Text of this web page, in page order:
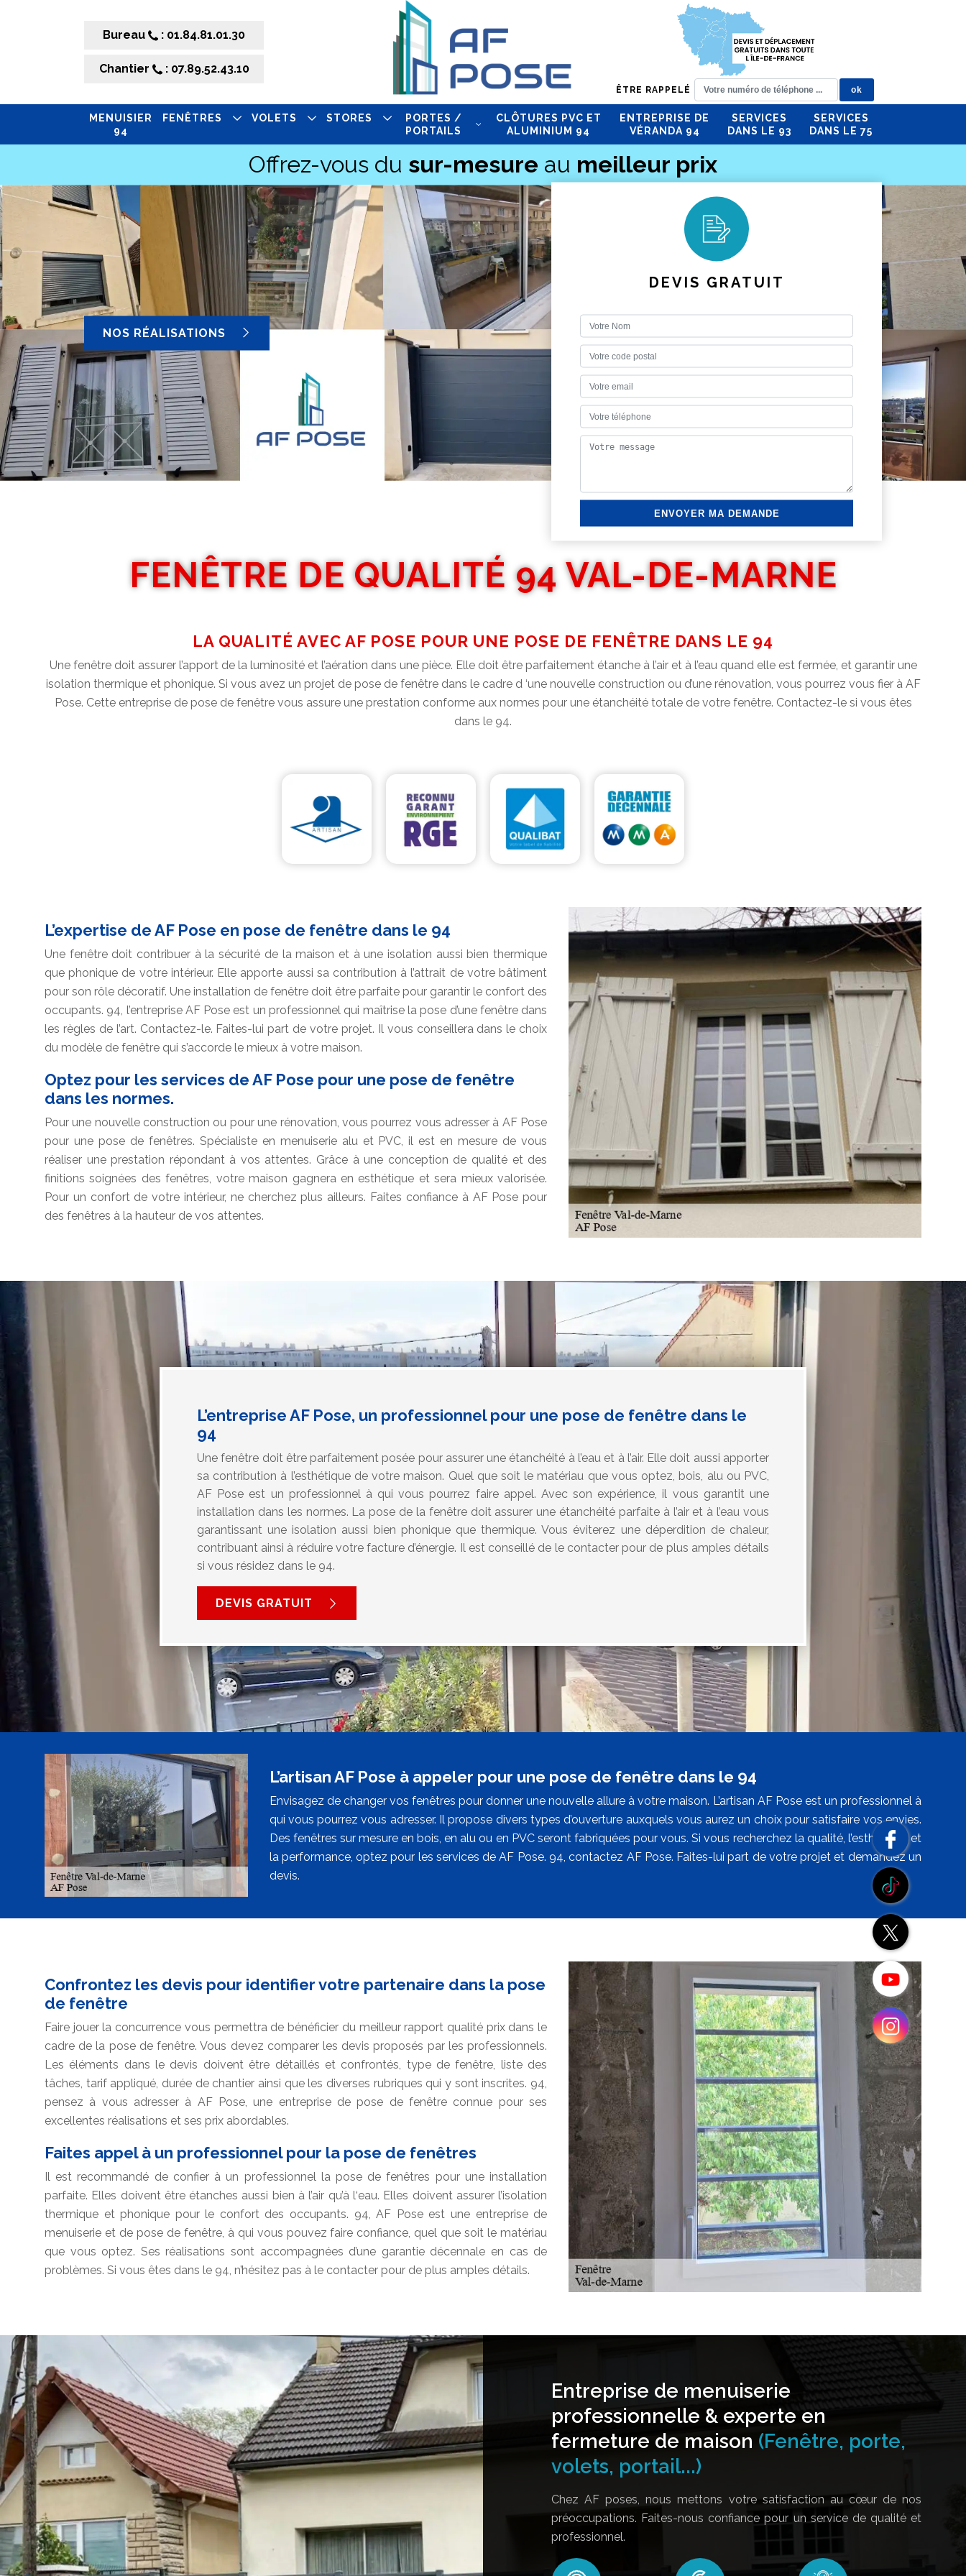
Bureau : 01.84.81.01.30
Chantier : 07.89.52.43.10
ÊTRE RAPPELÉ
MENUISIER
94
FENÊTRES VOLETS STORES
PORTES /
PORTAILS
CLÔTURES PVC ET
ALUMINIUM 94
ENTREPRISE DE
VÉRANDA 94
SERVICES
DANS LE 93
SERVICES
DANS LE 75
Offrez-vous du sur-mesure au meilleur prix
NOS RÉALISATIONS
DEVIS GRATUIT
FENÊTRE DE QUALITÉ 94 VAL-DE-MARNE
LA QUALITÉ AVEC AF POSE POUR UNE POSE DE FENÊTRE DANS LE 94
Une fenêtre doit assurer l’apport de la luminosité et l’aération dans une pièce. Elle doit être parfaitement étanche à l’air et à l’eau quand elle est fermée, et garantir une
isolation thermique et phonique. Si vous avez un projet de pose de fenêtre dans le cadre d ‘une nouvelle construction ou d’une rénovation, vous pourrez vous fier à AF
Pose. Cette entreprise de pose de fenêtre vous assure une prestation conforme aux normes pour une étanchéité totale de votre fenêtre. Contactez-le si vous êtes
dans le 94.
L’expertise de AF Pose en pose de fenêtre dans le 94
Une fenêtre doit contribuer à la sécurité de la maison et à une isolation aussi bien thermique
que phonique de votre intérieur. Elle apporte aussi sa contribution à l’attrait de votre bâtiment
pour son rôle décoratif. Une installation de fenêtre doit être parfaite pour garantir le confort des
occupants. 94, l’entreprise AF Pose est un professionnel qui maîtrise la pose d’une fenêtre dans
les règles de l’art. Contactez-le. Faites-lui part de votre projet. Il vous conseillera dans le choix
du modèle de fenêtre qui s’accorde le mieux à votre maison.
Optez pour les services de AF Pose pour une pose de fenêtre
dans les normes.
Pour une nouvelle construction ou pour une rénovation, vous pourrez vous adresser à AF Pose
pour une pose de fenêtres. Spécialiste en menuiserie alu et PVC, il est en mesure de vous
réaliser une prestation répondant à vos attentes. Grâce à une conception de qualité et des
finitions soignées des fenêtres, votre maison gagnera en esthétique et sera mieux valorisée.
Pour un confort de votre intérieur, ne cherchez plus ailleurs. Faites confiance à AF Pose pour
des fenêtres à la hauteur de vos attentes.
L’entreprise AF Pose, un professionnel pour une pose de fenêtre dans le
94
Une fenêtre doit être parfaitement posée pour assurer une étanchéité à l’eau et à l’air. Elle doit aussi apporter
sa contribution à l’esthétique de votre maison. Quel que soit le matériau que vous optez, bois, alu ou PVC,
AF Pose est un professionnel à qui vous pourrez faire appel. Avec son expérience, il vous garantit une
installation dans les normes. La pose de la fenêtre doit assurer une étanchéité parfaite à l’air et à l’eau vous
garantissant une isolation aussi bien phonique que thermique. Vous éviterez une déperdition de chaleur,
contribuant ainsi à réduire votre facture d’énergie. Il est conseillé de le contacter pour de plus amples détails
si vous résidez dans le 94.
DEVIS GRATUIT
L’artisan AF Pose à appeler pour une pose de fenêtre dans le 94
Envisagez de changer vos fenêtres pour donner une nouvelle allure à votre maison. L’artisan AF Pose est un professionnel à
qui vous pourrez vous adresser. Il propose divers types d’ouverture auxquels vous aurez un choix pour satisfaire vos envies.
Des fenêtres sur mesure en bois, en alu ou en PVC seront fabriquées pour vous. Si vous recherchez la qualité, l’esthétique et
la performance, optez pour les services de AF Pose. 94, contactez AF Pose. Faites-lui part de votre projet et demandez un
devis.
Confrontez les devis pour identifier votre partenaire dans la pose
de fenêtre
Faire jouer la concurrence vous permettra de bénéficier du meilleur rapport qualité prix dans le
cadre de la pose de fenêtre. Vous devez comparer les devis proposés par les professionnels.
Les éléments dans le devis doivent être détaillés et confrontés, type de fenêtre, liste des
tâches, tarif appliqué, durée de chantier ainsi que les diverses rubriques qui y sont inscrites. 94,
pensez à vous adresser à AF Pose, une entreprise de pose de fenêtre connue pour ses
excellentes réalisations et ses prix abordables.
Faites appel à un professionnel pour la pose de fenêtres
Il est recommandé de confier à un professionnel la pose de fenêtres pour une installation
parfaite. Elles doivent être étanches aussi bien à l’air qu’à l‘eau. Elles doivent assurer l’isolation
thermique et phonique pour le confort des occupants. 94, AF Pose est une entreprise de
menuiserie et de pose de fenêtre, à qui vous pouvez faire confiance, quel que soit le matériau
que vous optez. Ses réalisations sont accompagnées d’une garantie décennale en cas de
problèmes. Si vous êtes dans le 94, n’hésitez pas à le contacter pour de plus amples détails.
Entreprise de menuiserie
professionnelle & experte en
fermeture de maison (Fenêtre, porte,
volets, portail...)
Chez AF poses, nous mettons votre satisfaction au cœur de nos
préoccupations. Faites-nous confiance pour un service de qualité et
professionnel.